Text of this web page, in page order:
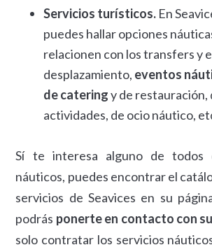
Servicios turísticos. En
puedes hallar opciones
relacionen con los transfers y
desplazamiento, eventos
de cateringy de restauración,
actividades, de ocio náutico,
Sí te interesa alguno de todos
náuticos, puedes encontrar el
servicios de Seavices en su
podrás ponerte en contacto con
solo contratar los servicios